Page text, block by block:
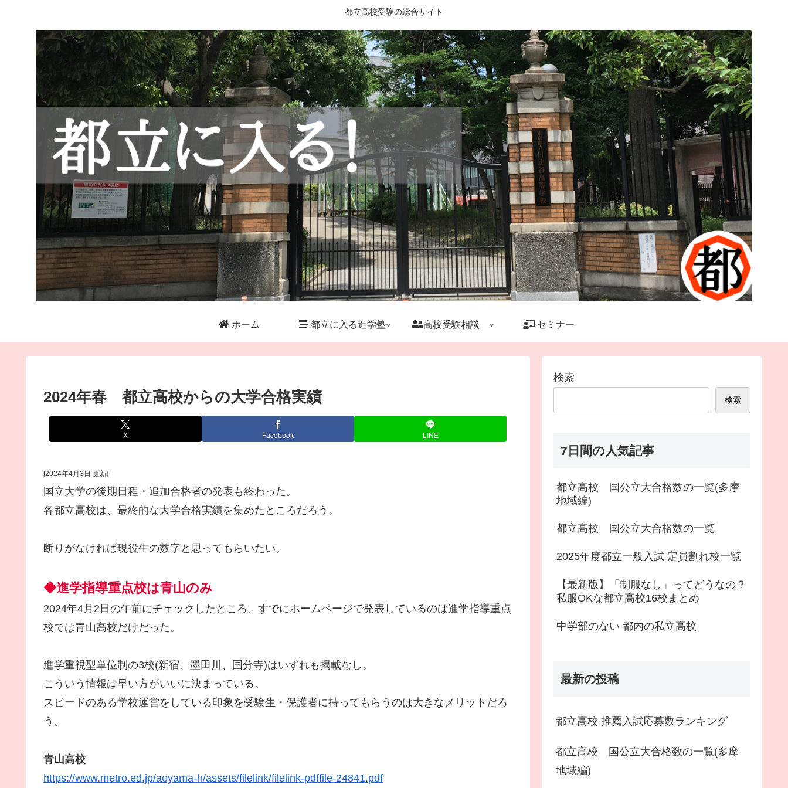
都立高校受験の総合サイト
ホーム 都立に入る進学塾 高校受験相談 セミナー
2024年春 都立高校からの大学合格実績
X Facebook LINE
[2024年4月3日 更新]
国立大学の後期日程・追加合格者の発表も終わった。
各都立高校は、最終的な大学合格実績を集めたところだろう。
断りがなければ現役生の数字と思ってもらいたい。
◆進学指導重点校は青山のみ
2024年4月2日の午前にチェックしたところ、すでにホームページで発表しているのは進学指導重点
校では青山高校だけだった。
進学重視型単位制の3校(新宿、墨田川、国分寺)はいずれも掲載なし。
こういう情報は早い方がいいに決まっている。
スピードのある学校運営をしている印象を受験生・保護者に持ってもらうのは大きなメリットだろ
う。
青山高校
https://www.metro.ed.jp/aoyama-h/assets/filelink/filelink-pdffile-24841.pdf
検索
検索
7日間の人気記事
都立高校 国公立大合格数の一覧(多摩
地域編)
都立高校 国公立大合格数の一覧
2025年度都立一般入試 定員割れ校一覧
【最新版】「制服なし」ってどうなの？
私服OKな都立高校16校まとめ
中学部のない 都内の私立高校
最新の投稿
都立高校 推薦入試応募数ランキング
都立高校 国公立大合格数の一覧(多摩
地域編)